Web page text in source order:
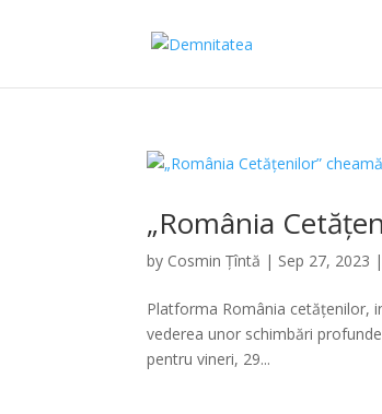
„România
by Cosmin Țîntă | Sep 27, 2023
Platforma România cetățenilor,
vederea unor schimbări
pentru vineri, 29...